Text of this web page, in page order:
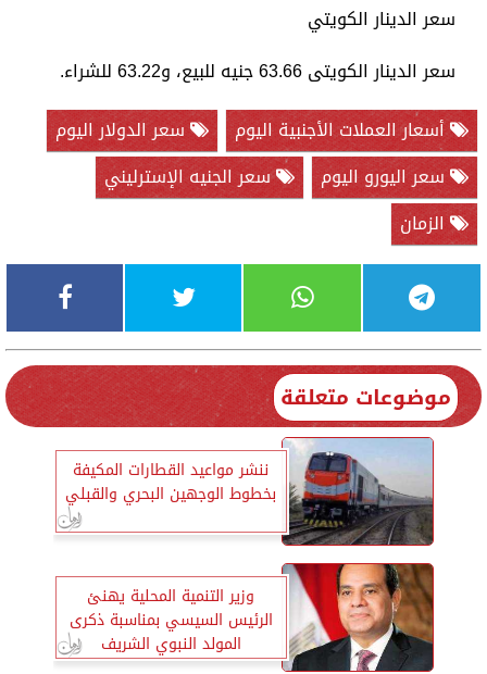
سعر الدينار الكويتي
سعر الدينار الكويتى 63.66 جنيه للبيع، و63.22 للشراء.
أسعار العملات الأجنبية اليوم
سعر الدولار اليوم
سعر اليورو اليوم
سعر الجنيه الإسترليني
الزمان
موضوعات متعلقة
ننشر مواعيد القطارات المكيفة
بخطوط الوجهين البحري والقبلي
وزير التنمية المحلية يهنئ
الرئيس السيسي بمناسبة ذكرى
المولد النبوي الشريف